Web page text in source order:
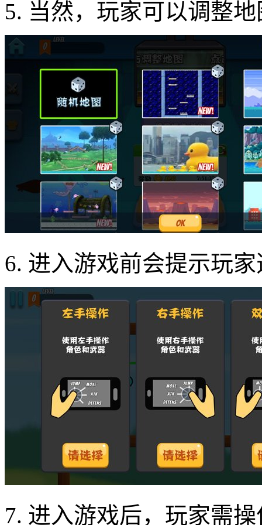
5. 当然，玩家可以调整
6. 进入游戏前会提示玩
7. 进入游戏后，玩家需